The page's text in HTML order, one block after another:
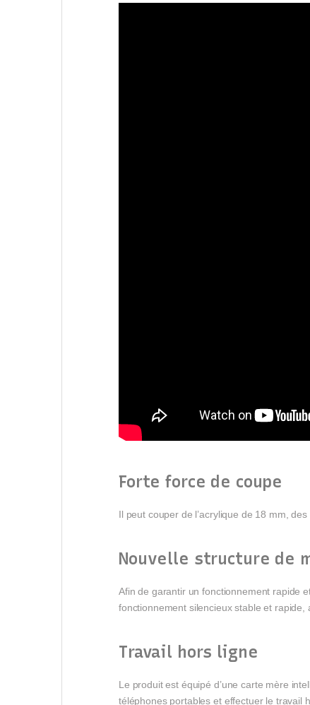
Forte force de coupe
Il peut couper de l’acrylique de 18 mm,
Nouvelle structure de
Afin de garantir un fonctionnement rapide
fonctionnement silencieux stable et
Travail hors ligne
Le produit est équipé d’une carte mère
téléphones portables et effectuer le travail